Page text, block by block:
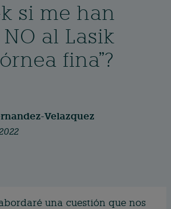
si me han
al Lasik
fina”?
Velazquez
una cuestión que nos